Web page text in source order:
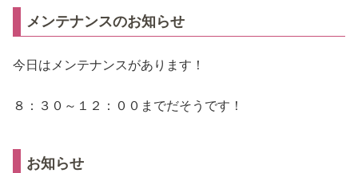
メンテナンスのお知らせ
今日はメンテナンスがあります！
８：３０～１２：００までだそうです！
お知らせ